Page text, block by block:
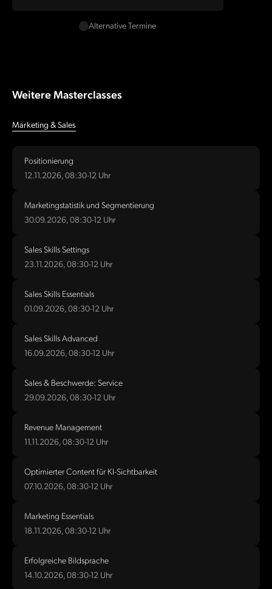
Alternative Termine
Weitere Masterclasses
Marketing & Sales
Positionierung
12.11.2026, 08:30-12 Uhr
Marketingstatistik und Segmentierung
30.09.2026, 08:30-12 Uhr
Sales Skills Settings
23.11.2026, 08:30-12 Uhr
Sales Skills Essentials
01.09.2026, 08:30-12 Uhr
Sales Skills Advanced
16.09.2026, 08:30-12 Uhr
Sales & Beschwerde: Service
29.09.2026, 08:30-12 Uhr
Revenue Management
11.11.2026, 08:30-12 Uhr
Optimierter Content für KI-Sichtbarkeit
07.10.2026, 08:30-12 Uhr
Marketing Essentials
18.11.2026, 08:30-12 Uhr
Erfolgreiche Bildsprache
14.10.2026, 08:30-12 Uhr